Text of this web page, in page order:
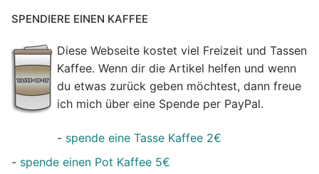
SPENDIERE EINEN KAFFEE
Diese Webseite kostet viel Freizeit und Tassen
Kaffee. Wenn dir die Artikel helfen und wenn
du etwas zurück geben möchtest, dann freue
ich mich über eine Spende per PayPal.
- spende eine Tasse Kaffee 2€
- spende einen Pot Kaffee 5€